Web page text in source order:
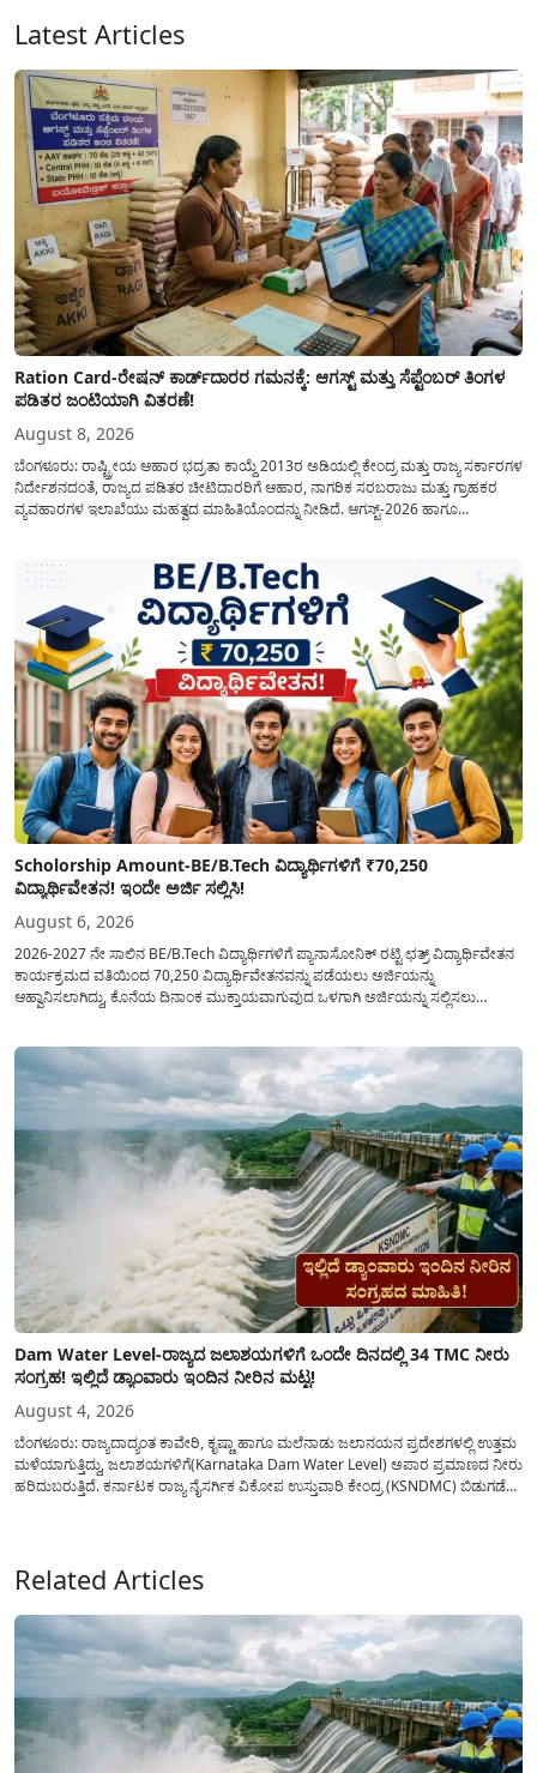
Latest Articles
Ration Card-ರೇಷನ್ ಕಾರ್ಡ್‍ದಾರರ ಗಮನಕ್ಕೆ: ಆಗಸ್ಟ್ ಮತ್ತು ಸೆಪ್ಟೆಂಬರ್ ತಿಂಗಳ
ಪಡಿತರ ಜಂಟಿಯಾಗಿ ವಿತರಣೆ!
August 8, 2026
ಬೆಂಗಳೂರು: ರಾಷ್ಟ್ರೀಯ ಆಹಾರ ಭದ್ರತಾ ಕಾಯ್ದೆ 2013ರ ಅಡಿಯಲ್ಲಿ ಕೇಂದ್ರ ಮತ್ತು ರಾಜ್ಯ ಸರ್ಕಾರಗಳ
ನಿರ್ದೇಶನದಂತೆ, ರಾಜ್ಯದ ಪಡಿತರ ಚೀಟಿದಾರರಿಗೆ ಆಹಾರ, ನಾಗರಿಕ ಸರಬರಾಜು ಮತ್ತು ಗ್ರಾಹಕರ
ವ್ಯವಹಾರಗಳ ಇಲಾಖೆಯು ಮಹತ್ವದ ಮಾಹಿತಿಯೊಂದನ್ನು ನೀಡಿದೆ. ಆಗಸ್ಟ್-2026 ಹಾಗೂ
Scholorship Amount-BE/B.Tech ವಿದ್ಯಾರ್ಥಿಗಳಿಗೆ ₹70,250
ವಿದ್ಯಾರ್ಥಿವೇತನ! ಇಂದೇ ಅರ್ಜಿ ಸಲ್ಲಿಸಿ!
August 6, 2026
2026-2027 ನೇ ಸಾಲಿನ BE/B.Tech ವಿದ್ಯಾರ್ಥಿಗಳಿಗೆ ಪ್ಯಾನಾಸೋನಿಕ್ ರಟ್ಟಿ ಛತ್ರ್ ವಿದ್ಯಾರ್ಥಿವೇತನ
ಕಾರ್ಯಕ್ರಮದ ವತಿಯಿಂದ 70,250 ವಿದ್ಯಾರ್ಥಿವೇತನವನ್ನು ಪಡೆಯಲು ಅರ್ಜಿಯನ್ನು
ಆಹ್ವಾನಿಸಲಾಗಿದ್ದು, ಕೊನೆಯ ದಿನಾಂಕ ಮುಕ್ತಾಯವಾಗುವುದ ಒಳಗಾಗಿ ಅರ್ಜಿಯನ್ನು ಸಲ್ಲಿಸಲು
ಜಾರಿಗೆ...
Dam Water Level-ರಾಜ್ಯದ ಜಲಾಶಯಗಳಿಗೆ ಒಂದೇ ದಿನದಲ್ಲಿ 34 TMC ನೀರು
ಸಂಗ್ರಹ! ಇಲ್ಲಿದೆ ಡ್ಯಾಂವಾರು ಇಂದಿನ ನೀರಿನ ಮಟ್ಟ!
August 4, 2026
ಬೆಂಗಳೂರು: ರಾಜ್ಯದಾದ್ಯಂತ ಕಾವೇರಿ, ಕೃಷ್ಣಾ ಹಾಗೂ ಮಲೆನಾಡು ಜಲಾನಯನ ಪ್ರದೇಶಗಳಲ್ಲಿ ಉತ್ತಮ
ಮಳೆಯಾಗುತ್ತಿದ್ದು, ಜಲಾಶಯಗಳಿಗೆ(Karnataka Dam Water Level) ಅಪಾರ ಪ್ರಮಾಣದ ನೀರು
ಹರಿದುಬರುತ್ತಿದೆ. ಕರ್ನಾಟಕ ರಾಜ್ಯ ನೈಸರ್ಗಿಕ ವಿಕೋಪ ಉಸ್ತುವಾರಿ ಕೇಂದ್ರ (KSNDMC) ಬಿಡುಗಡೆ
Related Articles